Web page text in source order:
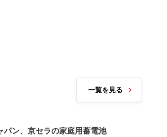
パン、京セラの家庭用蓄電池
一覧を見る